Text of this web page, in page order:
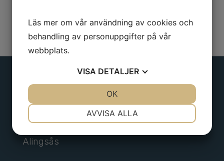
Adress
Borgens gata 6
Alingsås
Läs mer om vår användning av cookies och
behandling av personuppgifter på vår
webbplats.
VISA DETALJER
MARKNADSFÖRING
AVVISA ALLA
OK